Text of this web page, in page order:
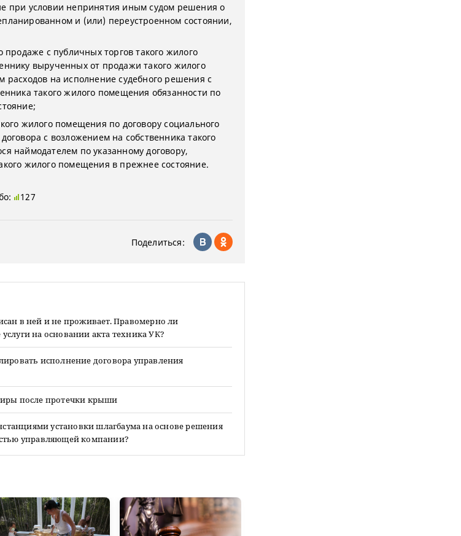
при условии непринятия иным судом решения о
и (или) переустроенном состоянии,
с публичных торгов такого жилого
вырученных от продажи такого жилого
расходов на исполнение судебного решения с
такого жилого помещения обязанности по
жилого помещения по договору социального
с возложением на собственника такого
наймодателем по указанному договору,
жилого помещения в прежнее состояние.
127
Поделиться:
в ней и не проживает. Правомерно ли
на основании акта техника УК?
исполнение договора управления
после протечки крыши
установки шлагбаума на основе решения
управляющей компании?